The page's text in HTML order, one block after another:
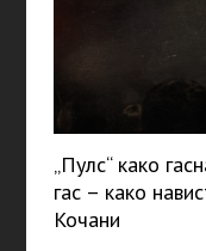
„Пулс“ како
гас – како
Кочани